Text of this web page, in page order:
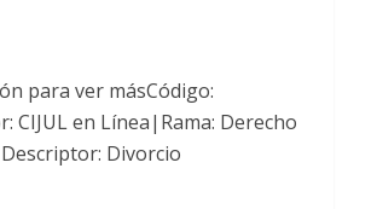
para ver másCódigo:
CIJUL en Línea|Rama: Derecho
Divorcio